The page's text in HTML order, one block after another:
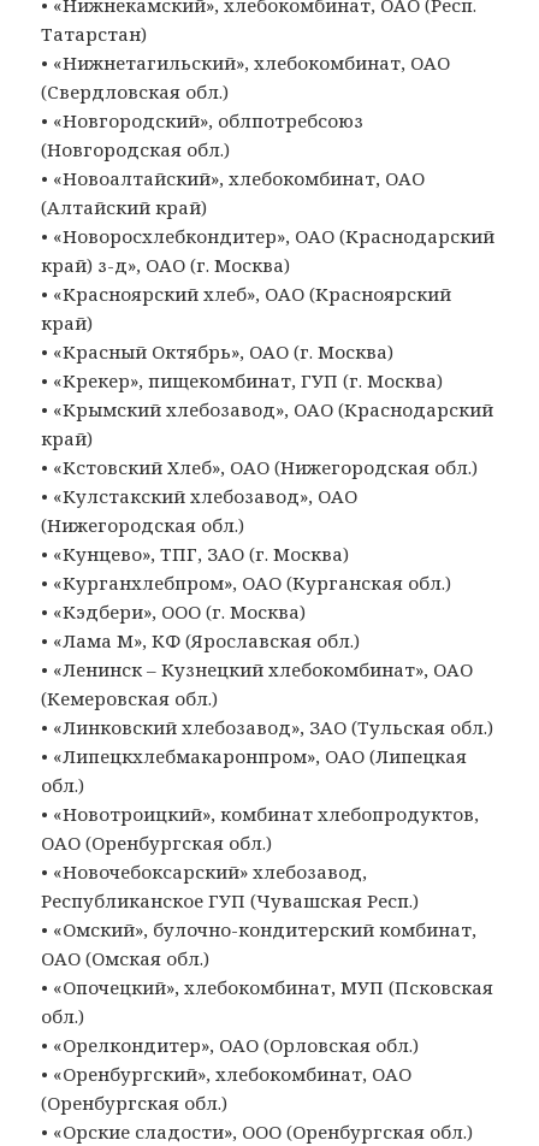
Татарстан)
• «Нижнетагильский», хлебокомбинат, ОАО
(Свердловская обл.)
• «Новгородский», облпотребсоюз
(Новгородская обл.)
• «Новоалтайский», хлебокомбинат, ОАО
(Алтайский край)
• «Новоросхлебкондитер», ОАО (Краснодарский
край) з-д», ОАО (г. Москва)
• «Красноярский хлеб», ОАО (Красноярский
край)
• «Красный Октябрь», ОАО (г. Москва)
• «Крекер», пищекомбинат, ГУП (г. Москва)
• «Крымский хлебозавод», ОАО (Краснодарский
край)
• «Кстовский Хлеб», ОАО (Нижегородская обл.)
• «Кулстакский хлебозавод», ОАО
(Нижегородская обл.)
• «Кунцево», ТПГ, ЗАО (г. Москва)
• «Курганхлебпром», ОАО (Курганская обл.)
• «Кэдбери», ООО (г. Москва)
• «Лама М», КФ (Ярославская обл.)
• «Ленинск – Кузнецкий хлебокомбинат», ОАО
(Кемеровская обл.)
• «Линковский хлебозавод», ЗАО (Тульская обл.)
• «Липецкхлебмакаронпром», ОАО (Липецкая
обл.)
• «Новотроицкий», комбинат хлебопродуктов,
ОАО (Оренбургская обл.)
• «Новочебоксарский» хлебозавод,
Республиканское ГУП (Чувашская Респ.)
• «Омский», булочно-кондитерский комбинат,
ОАО (Омская обл.)
• «Опочецкий», хлебокомбинат, МУП (Псковская
обл.)
• «Орелкондитер», ОАО (Орловская обл.)
• «Оренбургский», хлебокомбинат, ОАО
(Оренбургская обл.)
• «Орские сладости», ООО (Оренбургская обл.)